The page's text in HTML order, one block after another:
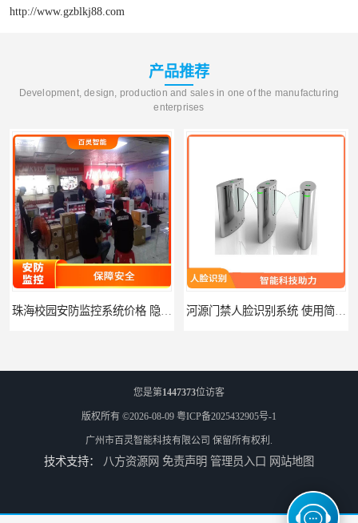
http://www.gzblkj88.com
产品推荐
Development, design, production and sales in one of the manufacturing
enterprises
潮州人脸识别系统价格 能够识别活体人脸 非接触性 潮州智能人脸识别系统 可以应用于不同场景 高度自动化
您是第1447373位访客
版权所有 ©2026-08-09 粤ICP备2025432905号-1
广州市百灵智能科技有限公司 保留所有权利.
技术支持： 八方资源网 免责声明 管理员入口 网站地图